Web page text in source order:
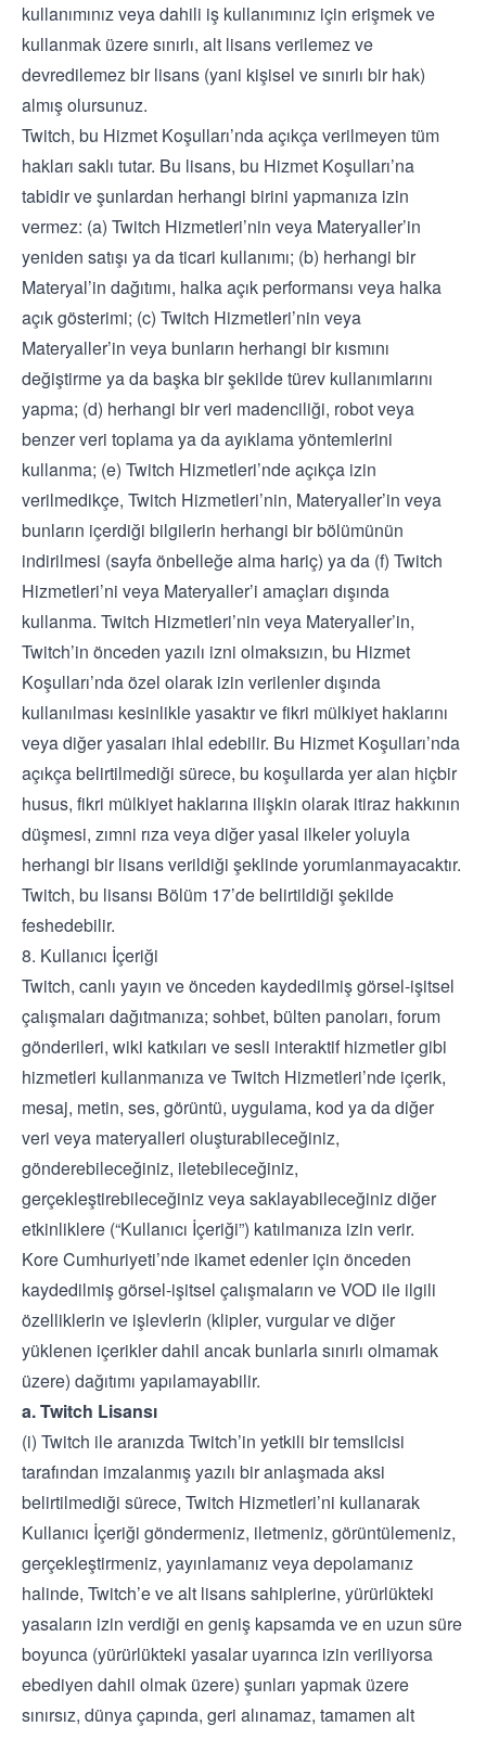
kullanımınız veya dahili iş kullanımınız için erişmek ve
kullanmak üzere sınırlı, alt lisans verilemez ve
devredilemez bir lisans (yani kişisel ve sınırlı bir hak)
almış olursunuz.
Twitch, bu Hizmet Koşulları’nda açıkça verilmeyen tüm
hakları saklı tutar. Bu lisans, bu Hizmet Koşulları’na
tabidir ve şunlardan herhangi birini yapmanıza izin
vermez: (a) Twitch Hizmetleri’nin veya Materyaller’in
yeniden satışı ya da ticari kullanımı; (b) herhangi bir
Materyal’in dağıtımı, halka açık performansı veya halka
açık gösterimi; (c) Twitch Hizmetleri’nin veya
Materyaller’in veya bunların herhangi bir kısmını
değiştirme ya da başka bir şekilde türev kullanımlarını
yapma; (d) herhangi bir veri madenciliği, robot veya
benzer veri toplama ya da ayıklama yöntemlerini
kullanma; (e) Twitch Hizmetleri’nde açıkça izin
verilmedikçe, Twitch Hizmetleri’nin, Materyaller’in veya
bunların içerdiği bilgilerin herhangi bir bölümünün
indirilmesi (sayfa önbelleğe alma hariç) ya da (f) Twitch
Hizmetleri’ni veya Materyaller’i amaçları dışında
kullanma. Twitch Hizmetleri’nin veya Materyaller’in,
Twitch’in önceden yazılı izni olmaksızın, bu Hizmet
Koşulları’nda özel olarak izin verilenler dışında
kullanılması kesinlikle yasaktır ve fikri mülkiyet haklarını
veya diğer yasaları ihlal edebilir. Bu Hizmet Koşulları’nda
açıkça belirtilmediği sürece, bu koşullarda yer alan hiçbir
husus, fikri mülkiyet haklarına ilişkin olarak itiraz hakkının
düşmesi, zımni rıza veya diğer yasal ilkeler yoluyla
herhangi bir lisans verildiği şeklinde yorumlanmayacaktır.
Twitch, bu lisansı Bölüm 17’de belirtildiği şekilde
feshedebilir.
8. Kullanıcı İçeriği
Twitch, canlı yayın ve önceden kaydedilmiş görsel-işitsel
çalışmaları dağıtmanıza; sohbet, bülten panoları, forum
gönderileri, wiki katkıları ve sesli interaktif hizmetler gibi
hizmetleri kullanmanıza ve Twitch Hizmetleri’nde içerik,
mesaj, metin, ses, görüntü, uygulama, kod ya da diğer
veri veya materyalleri oluşturabileceğiniz,
gönderebileceğiniz, iletebileceğiniz,
gerçekleştirebileceğiniz veya saklayabileceğiniz diğer
etkinliklere (“Kullanıcı İçeriği”) katılmanıza izin verir.
Kore Cumhuriyeti’nde ikamet edenler için önceden
kaydedilmiş görsel-işitsel çalışmaların ve VOD ile ilgili
özelliklerin ve işlevlerin (klipler, vurgular ve diğer
yüklenen içerikler dahil ancak bunlarla sınırlı olmamak
üzere) dağıtımı yapılamayabilir.
a. Twitch Lisansı
(i) Twitch ile aranızda Twitch’in yetkili bir temsilcisi
tarafından imzalanmış yazılı bir anlaşmada aksi
belirtilmediği sürece, Twitch Hizmetleri’ni kullanarak
Kullanıcı İçeriği göndermeniz, iletmeniz, görüntülemeniz,
gerçekleştirmeniz, yayınlamanız veya depolamanız
halinde, Twitch’e ve alt lisans sahiplerine, yürürlükteki
yasaların izin verdiği en geniş kapsamda ve en uzun süre
boyunca (yürürlükteki yasalar uyarınca izin veriliyorsa
ebediyen dahil olmak üzere) şunları yapmak üzere
sınırsız, dünya çapında, geri alınamaz, tamamen alt